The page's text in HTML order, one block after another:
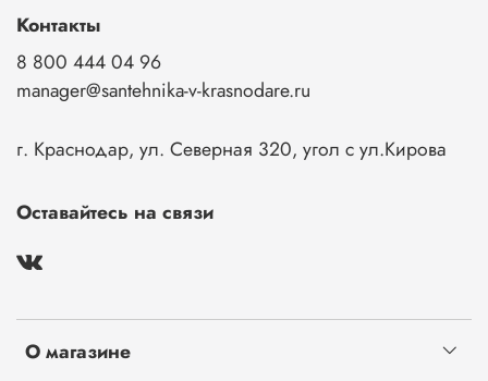
О магазине
Контакты
8 800 444 04 96
manager@santehnika-v-krasnodare.ru
г. Краснодар, ул. Северная 320, угол с ул.Кирова
Оставайтесь на связи